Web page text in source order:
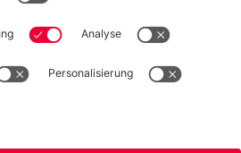
Nutzungsbedingungen
Barrierefreiheit
Hinweisgebersystem FAQ Kontakt